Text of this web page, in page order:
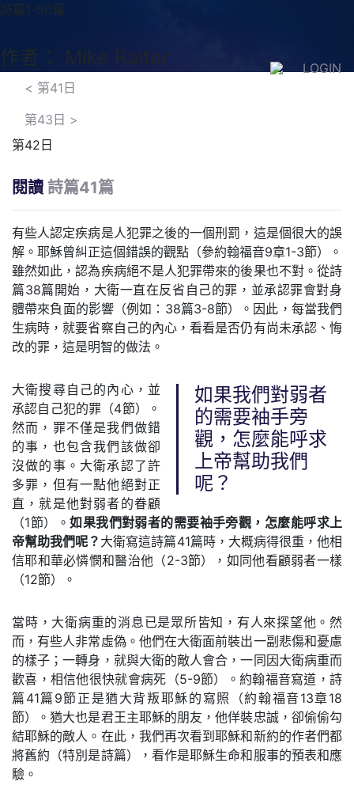
LOGIN
詩篇1-50篇
作者： Mike Raiter
< 第41日
第43日 >
第42日
閱讀 詩篇41篇
有些人認定疾病是人犯罪之後的一個刑罰，這是個很大的誤
解。耶穌曾糾正這個錯誤的觀點（參約翰福音9章1-3節）。
雖然如此，認為疾病絕不是人犯罪帶來的後果也不對。從詩
篇38篇開始，大衛一直在反省自己的罪，並承認罪會對身
體帶來負面的影響（例如：38篇3-8節）。因此，每當我們
生病時，就要省察自己的內心，看看是否仍有尚未承認、悔
改的罪，這是明智的做法。
如果我們對弱者
的需要袖手旁
觀，怎麼能呼求
上帝幫助我們
呢？
大衛搜尋自己的內心，並
承認自己犯的罪（4節）。
然而，罪不僅是我們做錯
的事，也包含我們該做卻
沒做的事。大衛承認了許
多罪，但有一點他絕對正
直，就是他對弱者的眷顧
（1節）。如果我們對弱者的需要袖手旁觀，怎麼能呼求上
帝幫助我們呢？ 大衛寫這詩篇41篇時，大概病得很重，他相
信耶和華必憐憫和醫治他（2-3節），如同他看顧弱者一樣
（12節）。
當時，大衛病重的消息已是眾所皆知，有人來探望他。然
而，有些人非常虛偽。他們在大衛面前裝出一副悲傷和憂慮
的樣子；一轉身，就與大衛的敵人會合，一同因大衛病重而
歡喜，相信他很快就會病死（5-9節）。約翰福音寫道，詩
篇41篇9節正是猶大背叛耶穌的寫照（約翰福音13章18
節）。猶大也是君王主耶穌的朋友，他佯裝忠誠，卻偷偷勾
結耶穌的敵人。在此，我們再次看到耶穌和新約的作者們都
將舊約（特別是詩篇），看作是耶穌生命和服事的預表和應
驗。